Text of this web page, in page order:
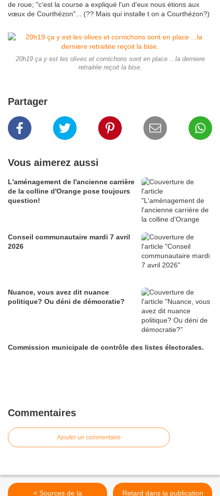
de roue; "c'est la course a expliqué l'un d'eux nous étions aux
vœux de Courthézon"... (?? Mais qui installe t on a Courthézon?)
20h19 ça y est les olives et cornichons sont en place ...la derniere
retraitée reçoit la bise.
Partager
Vous aimerez aussi
L'aménagement de l'ancienne carrière
de la colline d'Orange pose toujours
question!
Conseil communautaire mardi 7 avril
2026
Nuance, vous avez dit nuance
politique? Ou déni de démocratie?
Commission municipale de contrôle des listes électorales.
Commentaires
Ajouter un commentaire
< Sources de la
Retard dans la publication